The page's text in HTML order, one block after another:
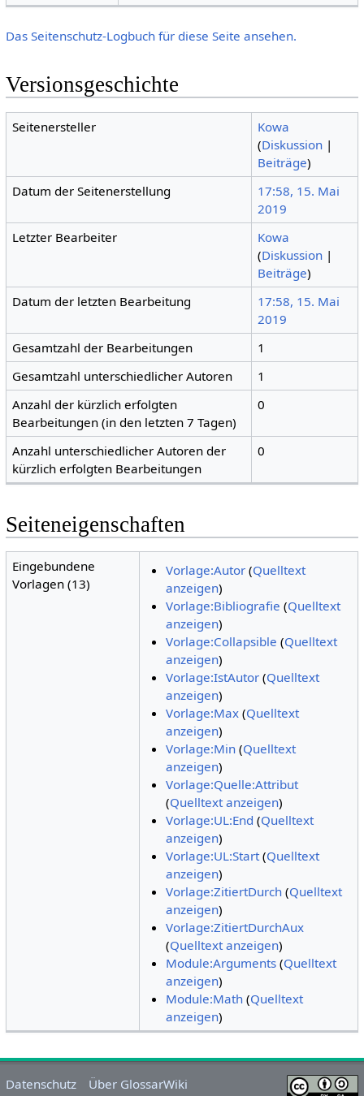
Das Seitenschutz-Logbuch für diese Seite ansehen.
Versionsgeschichte
Seitenersteller
Kowa
(Diskussion |
Beiträge)
Datum der Seitenerstellung
17:58, 15. Mai
2019
Letzter Bearbeiter
Kowa
(Diskussion |
Beiträge)
Datum der letzten Bearbeitung
17:58, 15. Mai
2019
Gesamtzahl der Bearbeitungen
1
Gesamtzahl unterschiedlicher Autoren
1
Anzahl der kürzlich erfolgten
Bearbeitungen (in den letzten 7 Tagen)
0
Anzahl unterschiedlicher Autoren der
kürzlich erfolgten Bearbeitungen
0
Seiteneigenschaften
Eingebundene
Vorlagen (13)
Vorlage:Autor(Quelltext
anzeigen)
Vorlage:Bibliografie (Quelltext
anzeigen)
Vorlage:Collapsible (Quelltext
anzeigen)
Vorlage:IstAutor(Quelltext
anzeigen)
Vorlage:Max(Quelltext
anzeigen)
Vorlage:Min(Quelltext
anzeigen)
Vorlage:Quelle:Attribut
(Quelltext anzeigen)
Vorlage:UL:End (Quelltext
anzeigen)
Vorlage:UL:Start(Quelltext
anzeigen)
Vorlage:ZitiertDurch(Quelltext
anzeigen)
Vorlage:ZitiertDurchAux
(Quelltext anzeigen)
Module:Arguments(Quelltext
anzeigen)
Module:Math(Quelltext
anzeigen)
Datenschutz
Über GlossarWiki